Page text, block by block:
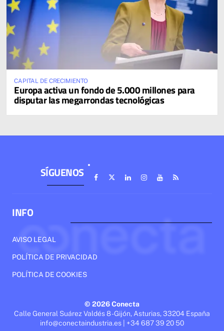
CAPITAL DE CRECIMIENTO
Europa activa un fondo de 5.000 millones para
disputar las megarrondas tecnológicas
SÍGUENOS
INFO
AVISO LEGAL
POLÍTICA DE PRIVACIDAD
POLÍTICA DE COOKIES
© 2026 Conecta
Calle General Suárez Valdés 8 - Gijón, Asturias, 33204 España
info@conectaindustria.es | +34 687 39 20 50